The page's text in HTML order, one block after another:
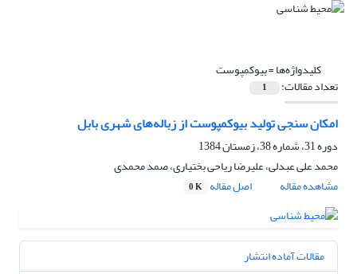
کلیدواژه‌ها =بیوکمپوست
تعداد مقالات: 1
امکان سنجی تولید بیوکمپوست از زباله‌های شهری بابل
دوره 31، شماره 38، زمستان 1384
محمد علی عبدلی، علیرضا ریاحی بختیاری، صمد محمدی
مشاهده مقاله
اصل مقاله 0 K
مقالات آماده انتشار